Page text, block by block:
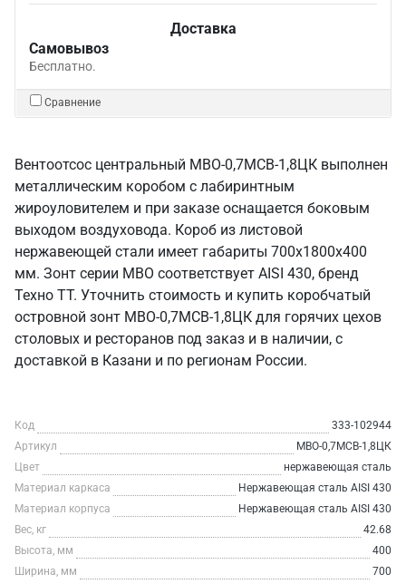
Доставка
Самовывоз
Бесплатно.
Сравнение
Вентоотсос центральный МВО-0,7МСВ-1,8ЦК выполнен
металлическим коробом с лабиринтным
жироуловителем и при заказе оснащается боковым
выходом воздуховода. Короб из листовой
нержавеющей стали имеет габариты 700х1800х400
мм. Зонт серии МВО соответствует AISI 430, бренд
Техно ТТ. Уточнить стоимость и купить коробчатый
островной зонт МВО-0,7МСВ-1,8ЦК для горячих цехов
столовых и ресторанов под заказ и в наличии, с
доставкой в Казани и по регионам России.
Код
333-102944
Артикул
МВО-0,7МСВ-1,8ЦК
Цвет
нержавеющая сталь
Материал каркаса
Нержавеющая сталь AISI 430
Материал корпуса
Нержавеющая сталь AISI 430
Вес, кг
42.68
Высота, мм
400
Ширина, мм
700